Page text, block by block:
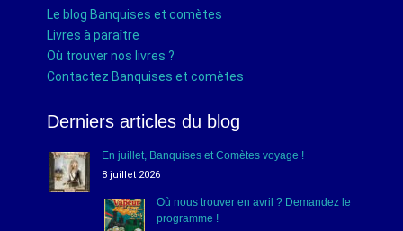
Le blog Banquises et comètes
Livres à paraître
Où trouver nos livres ?
Contactez Banquises et comètes
Derniers articles du blog
En juillet, Banquises et Comètes voyage !
8 juillet 2026
Où nous trouver en avril ? Demandez le
programme !